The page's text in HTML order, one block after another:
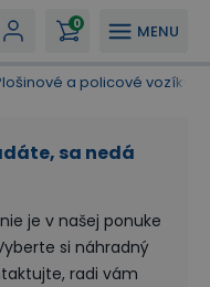
MENU
0
a policové vozíky
sa nedá
je v našej ponuke
si náhradný
radi vám